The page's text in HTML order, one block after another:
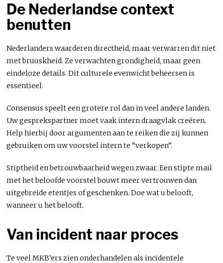
De Nederlandse context
benutten
Nederlanders waarderen directheid, maar verwarren dit niet
met bruuskheid. Ze verwachten grondigheid, maar geen
eindeloze details. Dit culturele evenwicht beheersen is
essentieel.
Consensus speelt een grotere rol dan in veel andere landen.
Uw gesprekspartner moet vaak intern draagvlak creëren.
Help hierbij door argumenten aan te reiken die zij kunnen
gebruiken om uw voorstel intern te “verkopen”.
Stiptheid en betrouwbaarheid wegen zwaar. Een stipte mail
met het beloofde voorstel bouwt meer vertrouwen dan
uitgebreide etentjes of geschenken. Doe wat u belooft,
wanneer u het belooft.
Van incident naar proces
Te veel MKB’ers zien onderhandelen als incidentele